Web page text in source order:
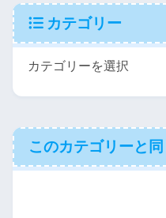
カテゴリー
このカテゴリーと